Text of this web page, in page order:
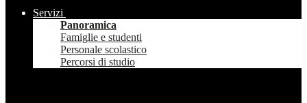
Servizi
Panoramica
Famiglie e studenti
Personale scolastico
Percorsi di studio